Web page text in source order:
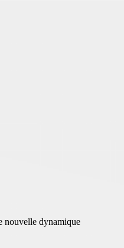
nouvelle dynamique